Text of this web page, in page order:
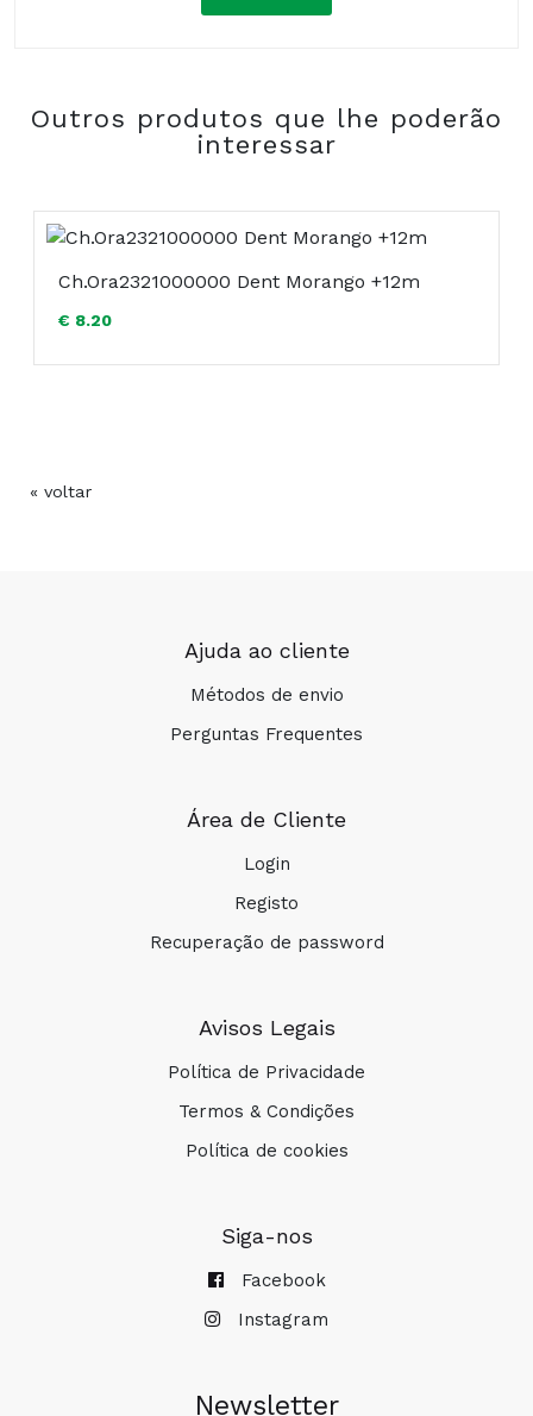
benzoato de sódio, hialuronato de sódio, aroma,
cloreto de benzalcónio, EDTA dissódico, sacarina
Composição:
Outros produtos que lhe poderão
interessar
Ch.Ora2321000000 Dent Morango +12m
€ 8.20
« voltar
Ajuda ao cliente
Métodos de envio
Perguntas Frequentes
Área de Cliente
Login
Registo
Recuperação de password
Avisos Legais
Política de Privacidade
Termos & Condições
Política de cookies
Siga-nos
Facebook
Instagram
Newsletter